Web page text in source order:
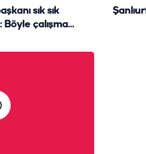
sık sık
Böyle çalışma